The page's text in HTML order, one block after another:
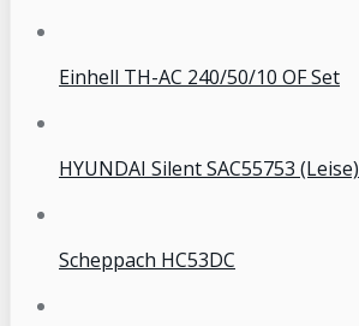
Einhell TH-AC 240/50/10 OF Set
HYUNDAI Silent SAC55753 (Leise)
Scheppach HC53DC